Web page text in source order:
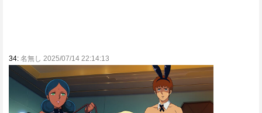
34: 名無し 2025/07/14 22:14:13